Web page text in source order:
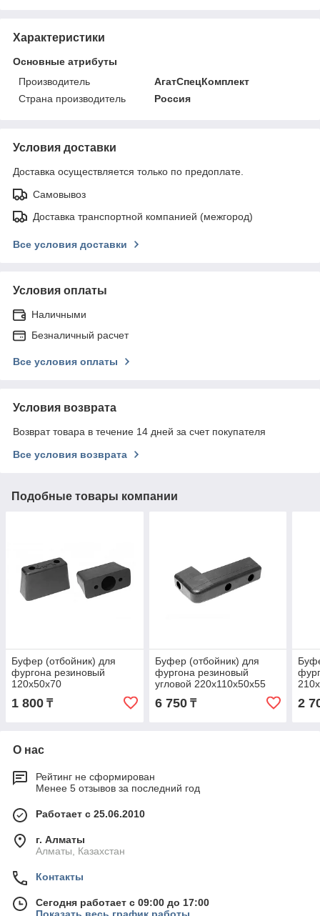
Характеристики
Основные атрибуты
Производитель
АгатСпецКомплект
Страна производитель
Россия
Условия доставки
Доставка осуществляется только по предоплате.
Самовывоз
Доставка транспортной компанией (межгород)
Все условия доставки
Условия оплаты
Наличными
Безналичный расчет
Все условия оплаты
Условия возврата
Возврат товара в течение 14 дней за счет покупателя
Все условия возврата
Подобные товары компании
Буфер (отбойник) для
фургона резиновый
120x50x70
1 800 ₸
Буфер (отбойник) для
фургона резиновый
угловой 220x110x50x55
6 750₸ 2
О нас
Рейтинг не сформирован
Менее 5 отзывов за последний год
Работает с 25.06.2010
г. Алматы
Алматы, Казахстан
Контакты
Сегодня работает с 09:00 до 17:00